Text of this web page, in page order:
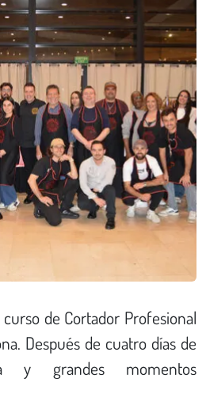
de Cortador Profesional
Después de cuatro días de
y grandes momentos